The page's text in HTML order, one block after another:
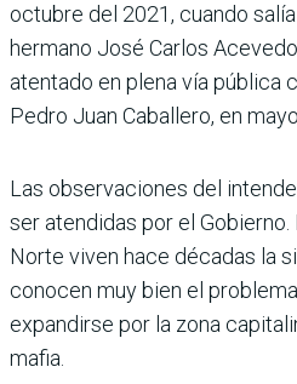
octubre del 2021, cuando
hermano José Carlos
atentado en plena vía pública
Pedro Juan Caballero, en
Las observaciones del
ser atendidas por el
Norte viven hace décadas la
conocen muy bien el
expan­dirse por la zona
mafia.